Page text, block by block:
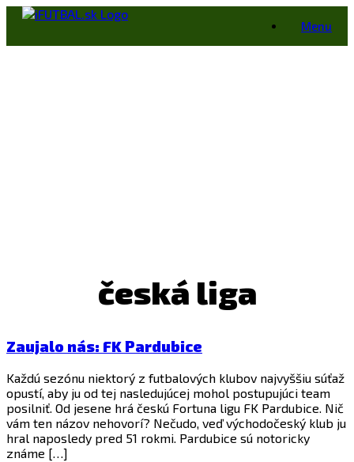
Skip
content
Menu
česká liga
Zaujalo nás: FK Pardubice
Každú sezónu niektorý z futbalových klubov najvyššiu súťaž
opustí, aby ju od tej nasledujúcej mohol postupujúci team
posilniť. Od jesene hrá českú Fortuna ligu FK Pardubice. Nič
vám ten názov nehovorí? Nečudo, veď východočeský klub ju
hral naposledy pred 51 rokmi. Pardubice sú notoricky
známe […]